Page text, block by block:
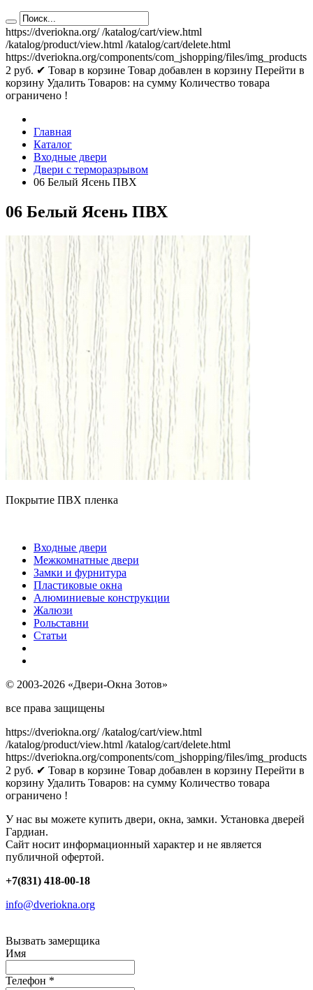
https://dveriokna.org/ /katalog/cart/view.html
/katalog/product/view.html /katalog/cart/delete.html
https://dveriokna.org/components/com_jshopping/files/img_products
2 руб. ✔ Товар в корзине Товар добавлен в корзину Перейти в
корзину Удалить Товаров: на сумму Количество товара
ограничено !
Главная
Каталог
Входные двери
Двери с терморазрывом
06 Белый Ясень ПВХ
06 Белый Ясень ПВХ
Покрытие ПВХ пленка
Входные двери
Межкомнатные двери
Замки и фурнитура
Пластиковые окна
Алюминиевые конструкции
Жалюзи
Рольставни
Статьи
© 2003-2026 «Двери-Окна Зотов»
все права защищены
https://dveriokna.org/ /katalog/cart/view.html
/katalog/product/view.html /katalog/cart/delete.html
https://dveriokna.org/components/com_jshopping/files/img_products
2 руб. ✔ Товар в корзине Товар добавлен в корзину Перейти в
корзину Удалить Товаров: на сумму Количество товара
ограничено !
У нас вы можете купить двери, окна, замки. Установка дверей
Гардиан.
Сайт носит информационный характер и не является
публичной офертой.
+7(831) 418-00-18
info@dveriokna.org
Вызвать замерщика
Имя
Телефон *